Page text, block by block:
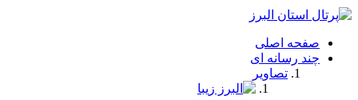
فصد
شرق
تهران
خشکشویی
صفحه اصلی
چند رسانه ای
تصاویر